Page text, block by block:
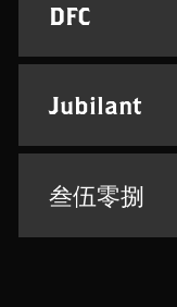
DFC
Jubilant
叁伍零捌